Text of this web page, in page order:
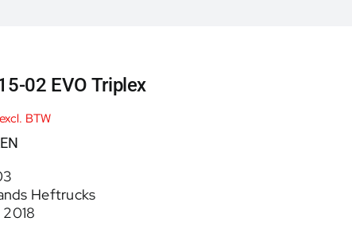
02 EVO Triplex
excl. BTW
Heftrucks